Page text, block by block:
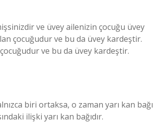
ve üvey ailenizin çocuğu üvey
çocuğudur ve bu da üvey kardeştir.
ve bu da üvey kardeştir.
biri ortaksa, o zaman yarı kan bağı
ilişki yarı kan bağıdır.